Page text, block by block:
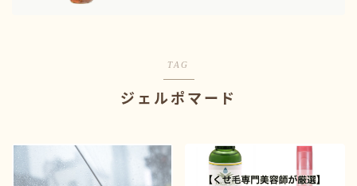
オンラインショップ
サロンワーク実例
TAG
ジェルポマード